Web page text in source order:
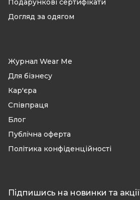
Подарункові сертифікати
Догляд за одягом
Журнал Wear Me
Для бізнесу
Кар'єра
Співпраця
Блог
Публічна оферта
Політика конфіденційності
Підпишись на новинки та акції